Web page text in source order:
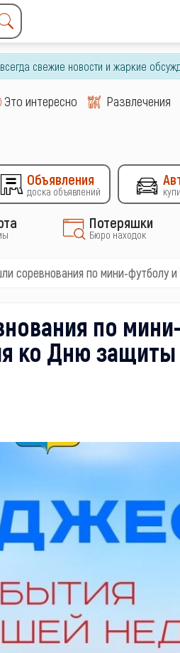
свежие новости и жаркие
Это интересно Развлечения
Объявления
доска объявлений
Потеряшки
Бюро находок
соревнования по мини-футболу
по
ко Дню защиты